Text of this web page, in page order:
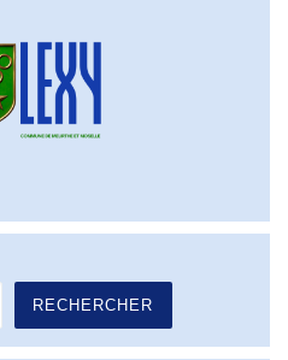
RECHERCHER